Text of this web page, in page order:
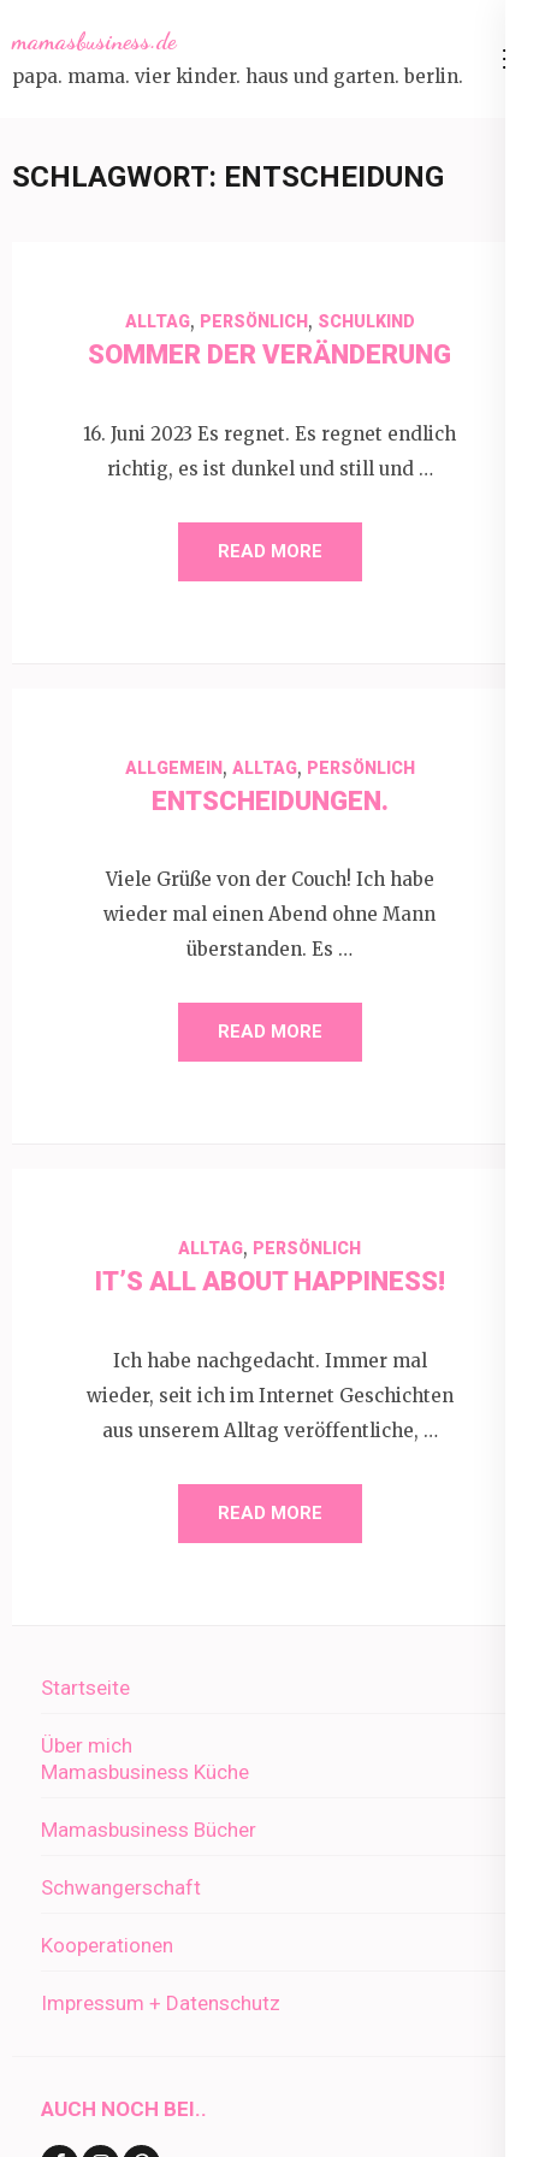
to
content
mamasbusiness.de
papa. mama. vier kinder. haus und garten. berlin.
SCHLAGWORT: ENTSCHEIDUNG
ALLTAG, PERSÖNLICH, SCHULKIND
SOMMER DER VERÄNDERUNG
16. Juni 2023 Es regnet. Es regnet endlich
richtig, es ist dunkel und still und …
READ MORE
ALLGEMEIN, ALLTAG, PERSÖNLICH
ENTSCHEIDUNGEN.
Viele Grüße von der Couch! Ich habe
wieder mal einen Abend ohne Mann
überstanden. Es …
READ MORE
ALLTAG, PERSÖNLICH
IT’S ALL ABOUT HAPPINESS!
Ich habe nachgedacht. Immer mal
wieder, seit ich im Internet Geschichten
aus unserem Alltag veröffentliche, …
READ MORE
Startseite
Über mich
Mamasbusiness Küche
Mamasbusiness Bücher
Schwangerschaft
Kooperationen
Impressum + Datenschutz
AUCH NOCH BEI..